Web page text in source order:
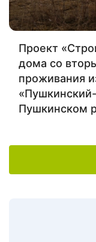
Проект
дома со
проживания
Пушкинском